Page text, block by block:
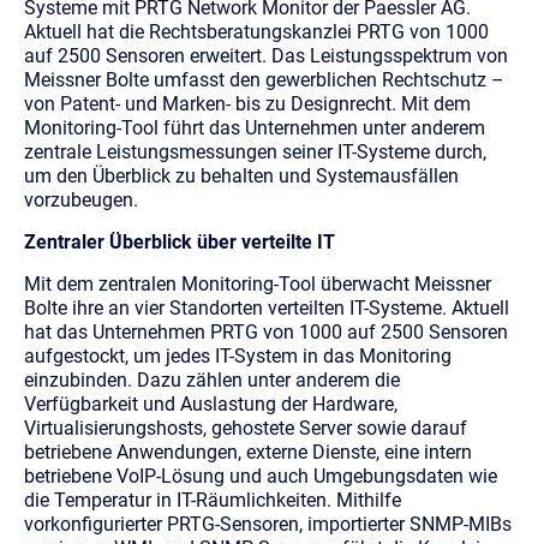
Systeme mit PRTG Network Monitor der Paessler AG.
Aktuell hat die Rechtsberatungskanzlei PRTG von 1000
auf 2500 Sensoren erweitert. Das Leistungsspektrum von
Meissner Bolte umfasst den gewerblichen Rechtschutz –
von Patent- und Marken- bis zu Designrecht. Mit dem
Monitoring-Tool führt das Unternehmen unter anderem
zentrale Leistungsmessungen seiner IT-Systeme durch,
um den Überblick zu behalten und Systemausfällen
vorzubeugen.
Zentraler Überblick über verteilte IT
Mit dem zentralen Monitoring-Tool überwacht Meissner
Bolte ihre an vier Standorten verteilten IT-Systeme. Aktuell
hat das Unternehmen PRTG von 1000 auf 2500 Sensoren
aufgestockt, um jedes IT-System in das Monitoring
einzubinden. Dazu zählen unter anderem die
Verfügbarkeit und Auslastung der Hardware,
Virtualisierungshosts, gehostete Server sowie darauf
betriebene Anwendungen, externe Dienste, eine intern
betriebene VoIP-Lösung und auch Umgebungsdaten wie
die Temperatur in IT-Räumlichkeiten. Mithilfe
vorkonfigurierter PRTG-Sensoren, importierter SNMP-MIBs